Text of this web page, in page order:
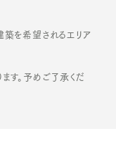
築を希望されるエリア
す。予めご了承くだ